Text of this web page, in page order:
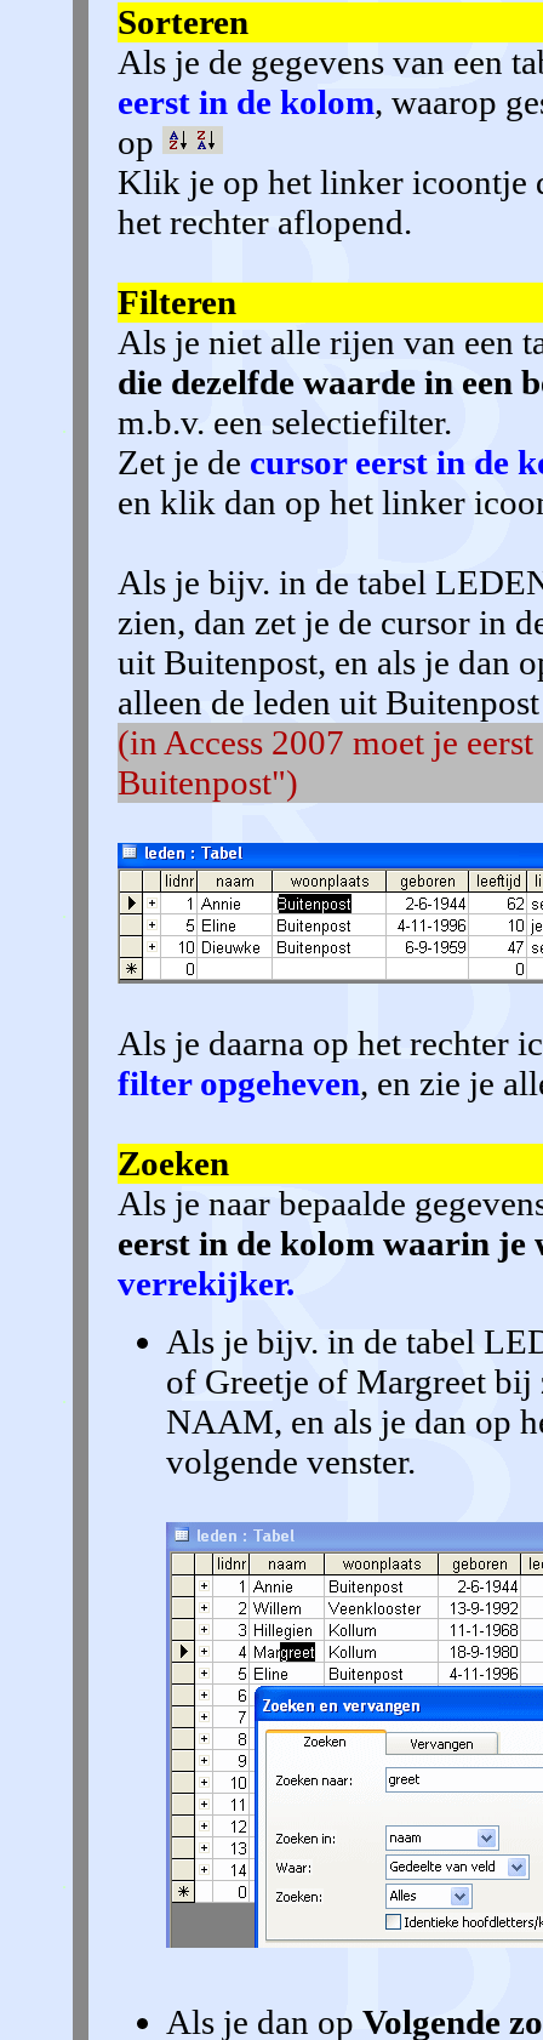
Sorteren
Als je de gegevens van een
eerst in de kolom, waarop
op
Klik je op het linker icoontje
het rechter aflopend.
Filteren
Als je niet alle rijen van een
die dezelfde waarde in een
m.b.v. een selectiefilter.
Zet je de cursor eerst in de
en klik dan op het linker
Als je bijv. in de tabel
zien, dan zet je de cursor in
uit Buitenpost, en als je dan
alleen de leden uit Buitenpost
(in Access 2007 moet je
Buitenpost")
Als je daarna op het rechter
filter opgeheven, en zie je
Zoeken
Als je naar bepaalde
eerst in de kolom waarin je
verrekijker.
Als je bijv. in de tabel
of Greetje of Margreet bij
NAAM, en als je dan op
volgende venster.
Als je dan op Volgende